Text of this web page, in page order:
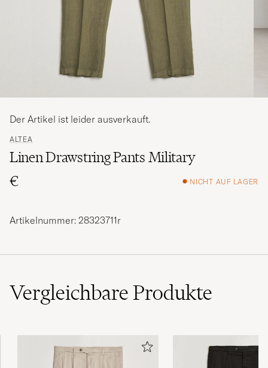
ALTEA
Linen Drawstring Pants Military
€
NICHT AUF LAGER
Der Artikel ist leider ausverkauft.
Artikelnummer: 28323711r
VergleichbareProdukte